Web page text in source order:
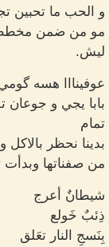
و الحب ما تحبين
مو من ضمن
ليش.
عوفينااا هسه
بابا يجي و جوعان
تمام
بدينا نحظر
من صفناتها وبدأت
شيطانٌ أعرج
ذِئبٌ خَولع
بِنَسجِ النار تعَلق